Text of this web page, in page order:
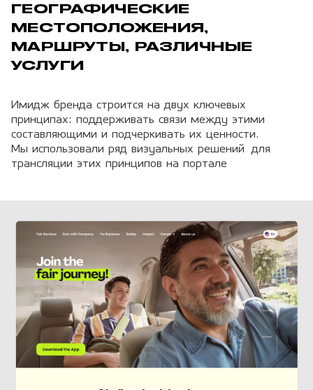
ГЕОГРАФИЧЕСКИЕ
МЕСТОПОЛОЖЕНИЯ,
МАРШРУТЫ, РАЗЛИЧНЫЕ
УСЛУГИ
Имидж бренда строится на двух ключевых
принципах: поддерживать связи между этими
составляющими и подчеркивать их ценности.
Мы использовали ряд визуальных решений для
трансляции этих принципов на портале